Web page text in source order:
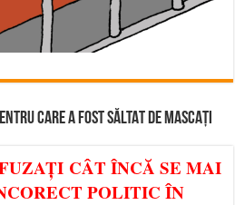
CARE A FOST SĂLTAT DE MASCAȚI
CÂT ÎNCĂ SE MAI
POLITIC ÎN